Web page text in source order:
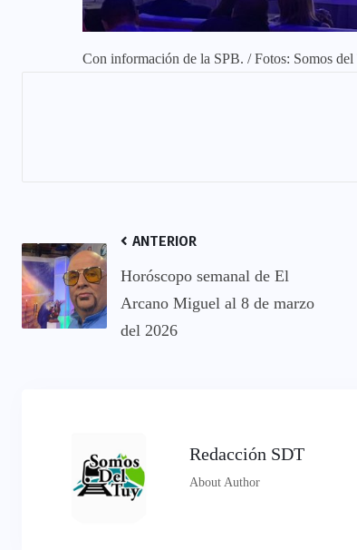
Con información de la SPB. / Fotos: Somos
ANTERIOR
Horóscopo semanal de El
Arcano Miguel al 8 de marzo
del 2026
Redacción SDT
About Author